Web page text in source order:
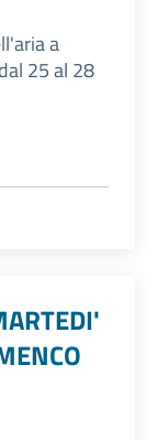
a
25 al 28